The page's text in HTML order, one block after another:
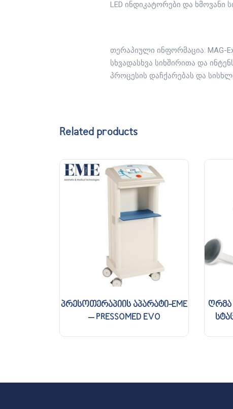
LED ინდიკატორები და ხმოვანი
თერაპიული ინფორმაცია: MAG-
სხვადასხვა სიხშირითა და
პროცესის დაჩქარებას და
Related products
პრესოთერაპიის აპარატი-EME
– PRESSOMED EVO
ღრმა